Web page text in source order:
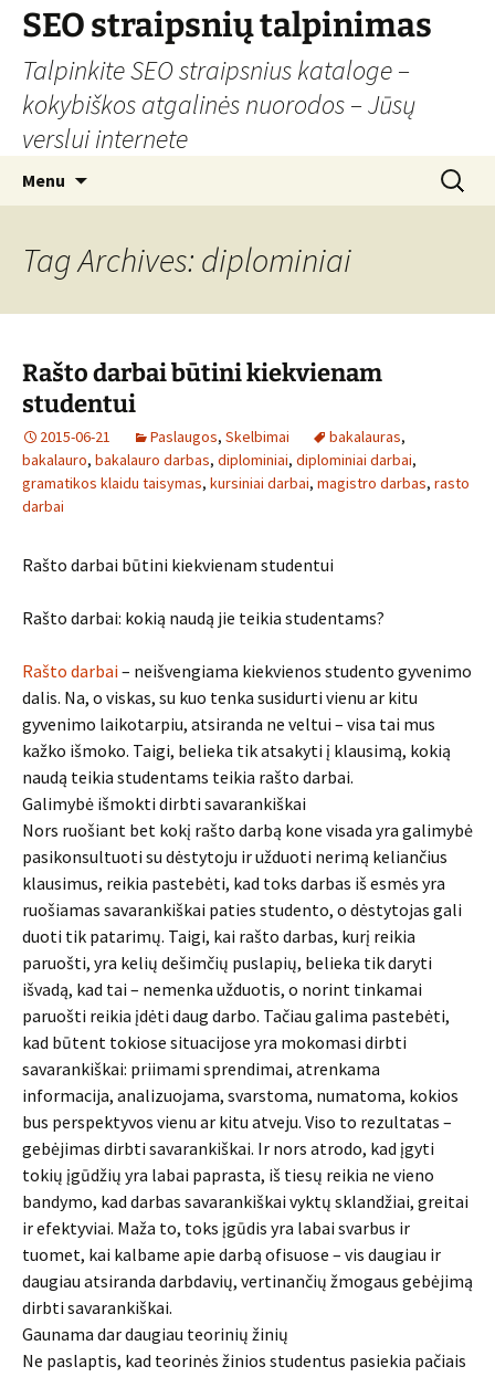
Skip
content
SEO straipsnių talpinimas
Talpinkite SEO straipsnius kataloge –
kokybiškos atgalinės nuorodos – Jūsų
verslui internete
Menu
Search
for:
Tag Archives: diplominiai
Rašto darbai būtini kiekvienam
studentui
2015-06-21 Paslaugos, Skelbimai bakalauras,
bakalauro, bakalauro darbas, diplominiai, diplominiai darbai,
gramatikos klaidu taisymas, kursiniai darbai, magistro darbas, rasto
darbai
Rašto darbai būtini kiekvienam studentui
Rašto darbai: kokią naudą jie teikia studentams?
Rašto darbai– neišvengiama kiekvienos studento gyvenimo
dalis. Na, o viskas, su kuo tenka susidurti vienu ar kitu
gyvenimo laikotarpiu, atsiranda ne veltui – visa tai mus
kažko išmoko. Taigi, belieka tik atsakyti į klausimą, kokią
naudą teikia studentams teikia rašto darbai.
Galimybė išmokti dirbti savarankiškai
Nors ruošiant bet kokį rašto darbą kone visada yra galimybė
pasikonsultuoti su dėstytoju ir užduoti nerimą keliančius
klausimus, reikia pastebėti, kad toks darbas iš esmės yra
ruošiamas savarankiškai paties studento, o dėstytojas gali
duoti tik patarimų. Taigi, kai rašto darbas, kurį reikia
paruošti, yra kelių dešimčių puslapių, belieka tik daryti
išvadą, kad tai – nemenka užduotis, o norint tinkamai
paruošti reikia įdėti daug darbo. Tačiau galima pastebėti,
kad būtent tokiose situacijose yra mokomasi dirbti
savarankiškai: priimami sprendimai, atrenkama
informacija, analizuojama, svarstoma, numatoma, kokios
bus perspektyvos vienu ar kitu atveju. Viso to rezultatas –
gebėjimas dirbti savarankiškai. Ir nors atrodo, kad įgyti
tokių įgūdžių yra labai paprasta, iš tiesų reikia ne vieno
bandymo, kad darbas savarankiškai vyktų sklandžiai, greitai
ir efektyviai. Maža to, toks įgūdis yra labai svarbus ir
tuomet, kai kalbame apie darbą ofisuose – vis daugiau ir
daugiau atsiranda darbdavių, vertinančių žmogaus gebėjimą
dirbti savarankiškai.
Gaunama dar daugiau teorinių žinių
Ne paslaptis, kad teorinės žinios studentus pasiekia pačiais